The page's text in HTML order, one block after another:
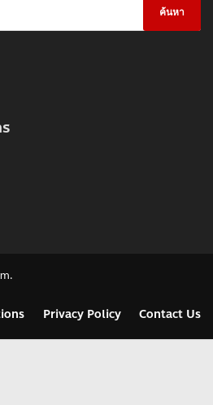
.
Privacy Policy Contact Us